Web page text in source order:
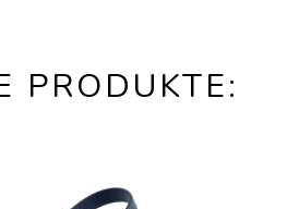
PRODUKTE: